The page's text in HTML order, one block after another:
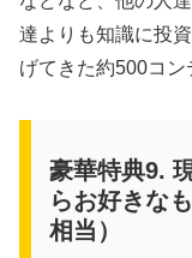
達よりも知識に投
げてきた約500コン
豪華特典9.
らお好きな
相当）